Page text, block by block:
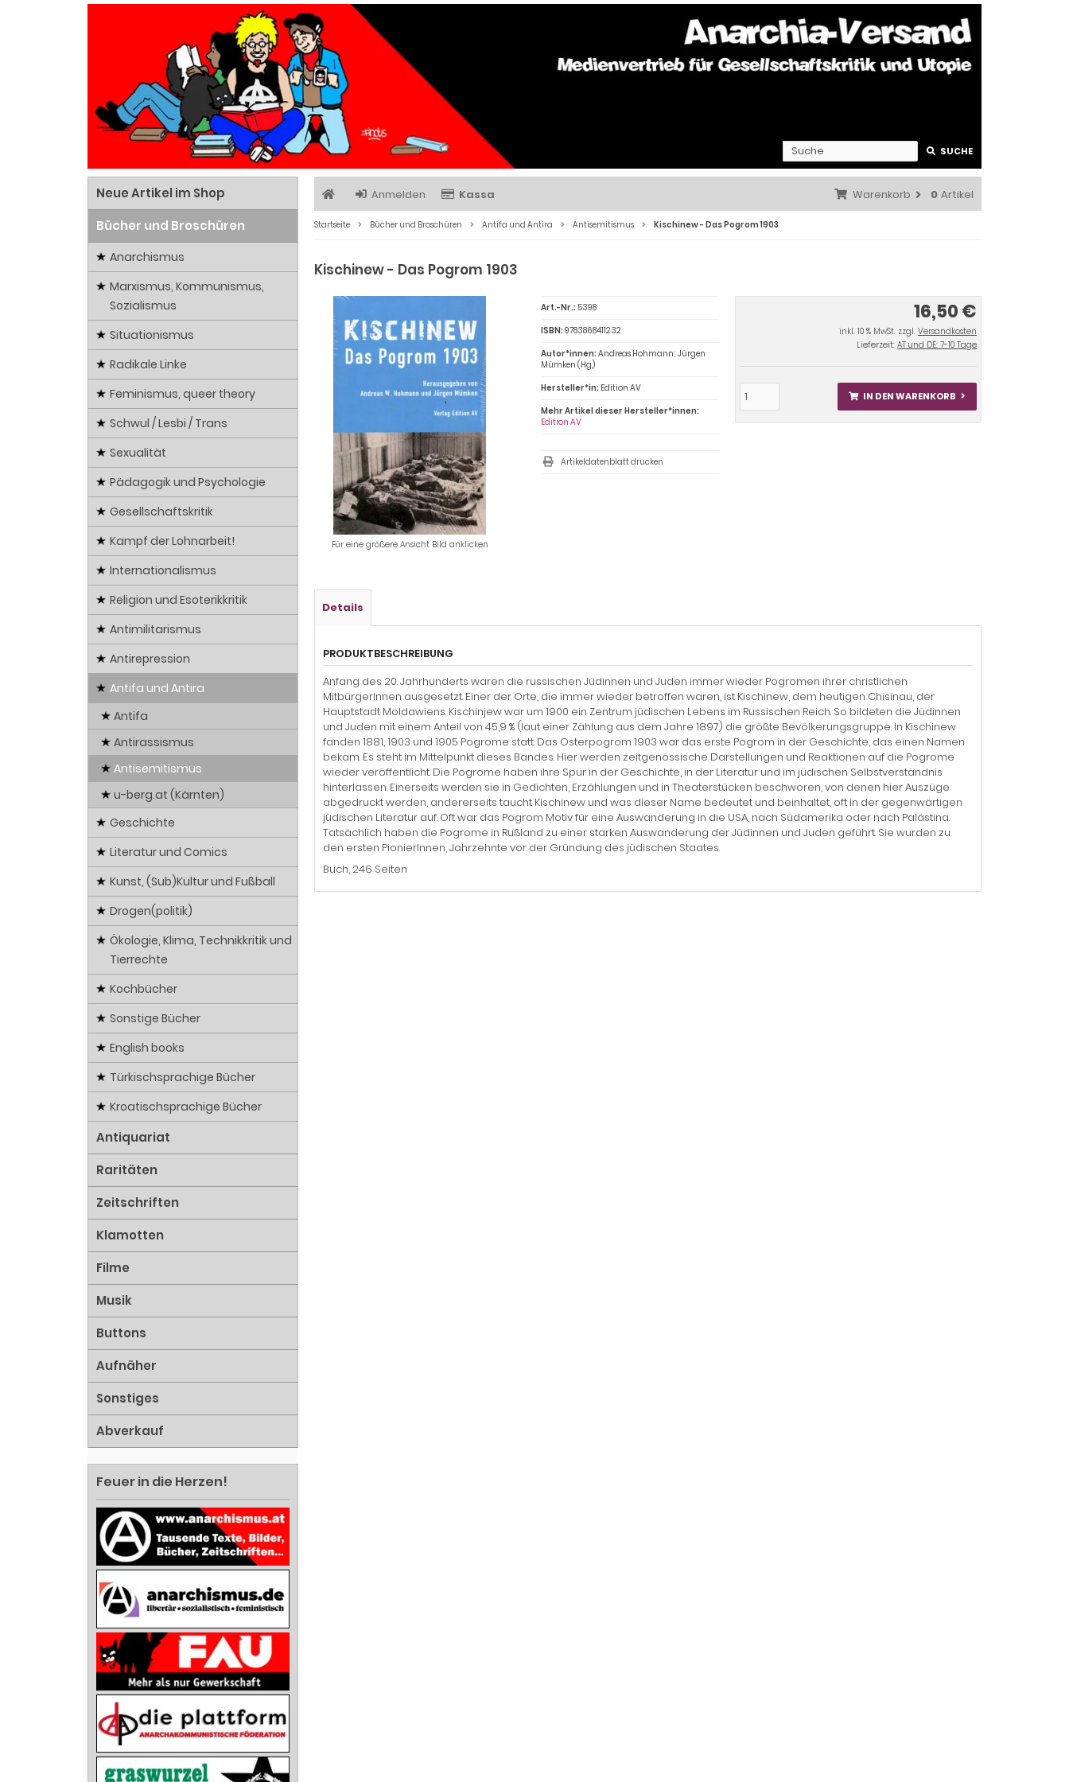
SUCHE
Anmelden Kassa Warenkorb 0 Artikel
Startseite Bücher und Broschüren Antifa und Antira Antisemitismus Kischinew - Das Pogrom 1903
Kischinew - Das Pogrom 1903
Für eine größere Ansicht Bild anklicken
16,50 €
inkl. 10 % MwSt. zzgl. Versandkosten
Lieferzeit: AT und DE: 7-10 Tage
IN DEN WARENKORB
Art.-Nr.: 5398
ISBN:9783868411232
Autor*innen:Andreas Hohmann; Jürgen
Mümken (Hg.)
Hersteller*in: Edition AV
Mehr Artikel dieser Hersteller*innen:
Edition AV
Artikeldatenblatt drucken
Details
PRODUKTBESCHREIBUNG
Anfang des 20. Jahrhunderts waren die russischen Jüdinnen und Juden immer wieder Pogromen ihrer christlichen
MitbürgerInnen ausgesetzt. Einer der Orte, die immer wieder betroffen waren, ist Kischinew, dem heutigen Chisinau, der
Hauptstadt Moldawiens. Kischinjew war um 1900 ein Zentrum jüdischen Lebens im Russischen Reich. So bildeten die Jüdinnen
und Juden mit einem Anteil von 45,9 % (laut einer Zählung aus dem Jahre 1897) die größte Bevölkerungsgruppe. In Kischinew
fanden 1881, 1903 und 1905 Pogrome statt. Das Osterpogrom 1903 war das erste Pogrom in der Geschichte, das einen Namen
bekam. Es steht im Mittelpunkt dieses Bandes. Hier werden zeitgenössische Darstellungen und Reaktionen auf die Pogrome
wieder veröffentlicht. Die Pogrome haben ihre Spur in der Geschichte, in der Literatur und im jüdischen Selbstverständnis
hinterlassen. Einerseits werden sie in Gedichten, Erzählungen und in Theaterstücken beschworen, von denen hier Auszüge
abgedruckt werden, andererseits taucht Kischinew und was dieser Name bedeutet und beinhaltet, oft in der gegenwärtigen
jüdischen Literatur auf. Oft war das Pogrom Motiv für eine Auswanderung in die USA, nach Südamerika oder nach Palästina.
Tatsächlich haben die Pogrome in Rußland zu einer starken Auswanderung der Jüdinnen und Juden geführt. Sie wurden zu
den ersten Pionier­Innen, Jahrzehnte vor der Gründung des jüdischen Staates.
Buch, 246 Seiten
Neue Artikel im Shop
Bücher und Broschüren
Anarchismus
Marxismus, Kommunismus,
Sozialismus
Situationismus
Radikale Linke
Feminismus, queer theory
Schwul / Lesbi / Trans
Sexualität
Pädagogik und Psychologie
Gesellschaftskritik
Kampf der Lohnarbeit!
Internationalismus
Religion und Esoterikkritik
Antimilitarismus
Antirepression
Antifa und Antira
Antifa
Antirassismus
Antisemitismus
u-berg.at (Kärnten)
Geschichte
Literatur und Comics
Kunst, (Sub)Kultur und Fußball
Drogen(politik)
Ökologie, Klima, Technikkritik und
Tierrechte
Kochbücher
Sonstige Bücher
English books
Türkischsprachige Bücher
Kroatischsprachige Bücher
Antiquariat
Raritäten
Zeitschriften
Klamotten
Filme
Musik
Buttons
Aufnäher
Sonstiges
Abverkauf
Feuer in die Herzen!